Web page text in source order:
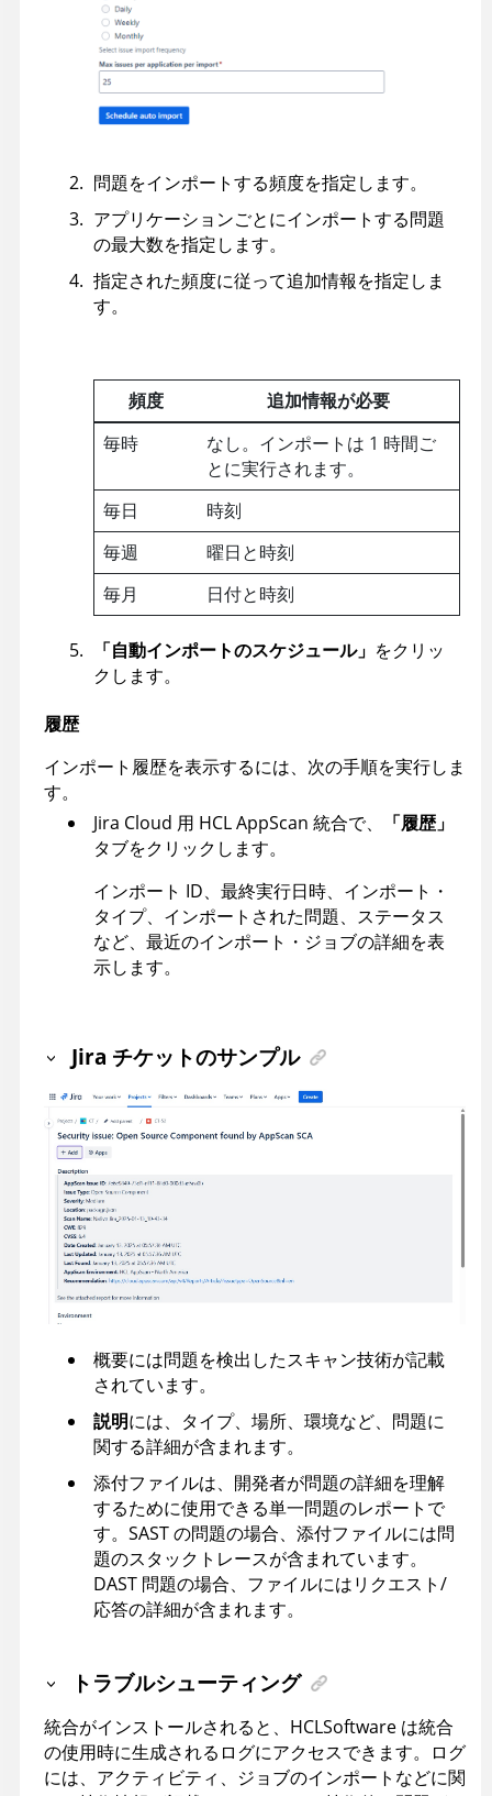
問題をインポートする頻度を指定します。
アプリケーションごとにインポートする問題
の最大数を指定します。
指定された頻度に従って追加情報を指定しま
す。
頻度
追加情報が必要
毎時
なし。インポートは 1 時間ご
とに実行されます。
毎日
時刻
毎週
曜日と時刻
毎月
日付と時刻
「自動インポートのスケジュール」 をクリッ
クします。
履歴
インポート履歴を表示するには、次の手順を実行しま
す。
Jira Cloud 用 HCLAppScan 統合で、
「履歴」
タブをクリックします。
インポート ID、最終実行日時、インポート・
タイプ、インポートされた問題、ステータス
など、最近のインポート・ジョブの詳細を表
示します。
Jira チケットのサンプル
概要には問題を検出したスキャン技術が記載
されています。
説明には、タイプ、場所、環境など、問題に
関する詳細が含まれます。
添付ファイルは、開発者が問題の詳細を理解
するために使用できる単一問題のレポートで
す。SAST の問題の場合、添付ファイルには問
題のスタックトレースが含まれています。
DAST 問題の場合、ファイルにはリクエスト/
応答の詳細が含まれます。
トラブルシューティング
統合がインストールされると、HCLSoftware は統合
の使用時に生成されるログにアクセスできます。ログ
には、アクティビティ、ジョブのインポートなどに関